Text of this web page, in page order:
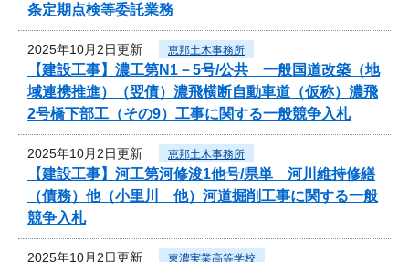
条定期点検等委託業務
2025年10月2日更新 恵那土木事務所
【建設工事】濃工第N1－5号/公共 一般国道改築（地
域連携推進）（翌債）濃飛横断自動車道（仮称）濃飛
2号橋下部工（その9）工事に関する一般競争入札
2025年10月2日更新 恵那土木事務所
【建設工事】河工第河修浚1他号/県単 河川維持修繕
（債務）他（小里川 他）河道掘削工事に関する一般
競争入札
2025年10月2日更新 東濃実業高等学校